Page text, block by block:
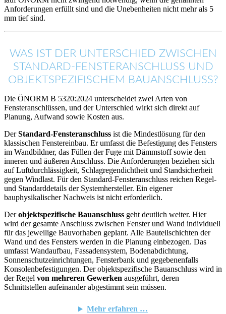
Anforderungen erfüllt sind und die Unebenheiten nicht mehr als 5
mm tief sind.
WAS IST DER UNTERSCHIED ZWISCHEN
STANDARD-FENSTERANSCHLUSS UND
OBJEKTSPEZIFISCHEM BAUANSCHLUSS?
Die ÖNORM B 5320:2024 unterscheidet zwei Arten von
Fensteranschlüssen, und der Unterschied wirkt sich direkt auf
Planung, Aufwand sowie Kosten aus.
DerStandard-Fensteranschluss ist die Mindestlösung für den
klassischen Fenstereinbau. Er umfasst die Befestigung des Fensters
im Wandbildner, das Füllen der Fuge mit Dämmstoff sowie den
inneren und äußeren Anschluss. Die Anforderungen beziehen sich
auf Luftdurchlässigkeit, Schlagregendichtheit und Standsicherheit
gegen Windlast. Für den Standard-Fensteranschluss reichen Regel-
und Standarddetails der Systemhersteller. Ein eigener
bauphysikalischer Nachweis ist nicht erforderlich.
Derobjektspezifische Bauanschluss geht deutlich weiter. Hier
wird der gesamte Anschluss zwischen Fenster und Wand individuell
für das jeweilige Bauvorhaben geplant. Alle Bauteilschichten der
Wand und des Fensters werden in die Planung einbezogen. Das
umfasst Wandaufbau, Fassadensystem, Bodenabdichtung,
Sonnenschutzeinrichtungen, Fensterbank und gegebenenfalls
Konsolenbefestigungen. Der objektspezifische Bauanschluss wird in
der Regel von mehreren Gewerken ausgeführt, deren
Schnittstellen aufeinander abgestimmt sein müssen.
Mehr erfahren …